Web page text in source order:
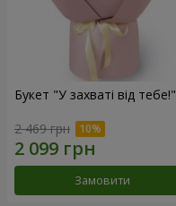
Букет "У захваті від тебе!"
2 469 грн
Замовити